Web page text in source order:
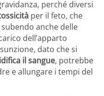
perché diversi
per il feto, che
anche delle
dell’apparto
dato che si
il sangue, potrebbe
e allungare i tempi del